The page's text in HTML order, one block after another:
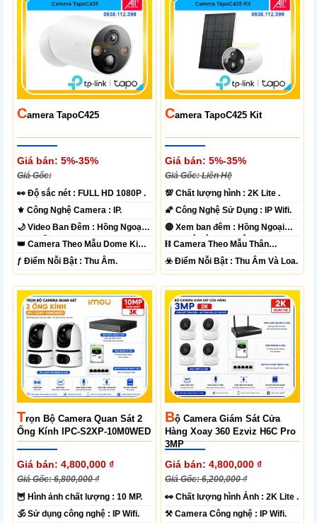
CAmera TapoC425
Giá bán: 5%-35%
Giá Gốc:
️👀 Độ sắc nét : FULL HD 1080P .
⚜️ Công Nghệ Camera :
IP.
🌙 Video Ban Đêm : Hồng Ngoại
10m Hồng Ngoại SMD.
👑 Camera Theo Mẫu Dome Kim
loại + Nhựa.
️ƒ Điểm Nỗi Bật :Thu Âm.
CAmera TapoC425 Kit
Giá bán: 5%-35%
Giá Gốc: Liên Hệ
💯 Chất lượng hình :2K Lite .
🌠 Công Nghệ Sử Dụng :
IP Wifi.
🔴 Xem ban đêm : Hồng Ngoại
15m Có Màu Ban Ðêm.
⛓ Camera Theo MẫuThân
Plastic.
️☣️ Điểm Nỗi Bật :Thu Âm Và Loa.
TRọn Bộ Camera Quan Sát 2
Ống Kính IPC-S2XP-10M0WED
Giá bán: 4,800,000 ₫
Giá Gốc: 6,800,000 ₫
🦉 Hình ảnh chất lượng :10 MP.
🕉️ Sử dụng công nghệ :
IP Wifi.
BỘ Camera Giám Sát Cửa
Hàng Xoay 360 Ezviz H6C Pro
3MP
Giá bán: 4,800,000 ₫
Giá Gốc: 6,200,000 ₫
️👀 Chất lượng hình Ảnh :2K Lite .
⚒ Camera Công nghệ :
IP Wifi.